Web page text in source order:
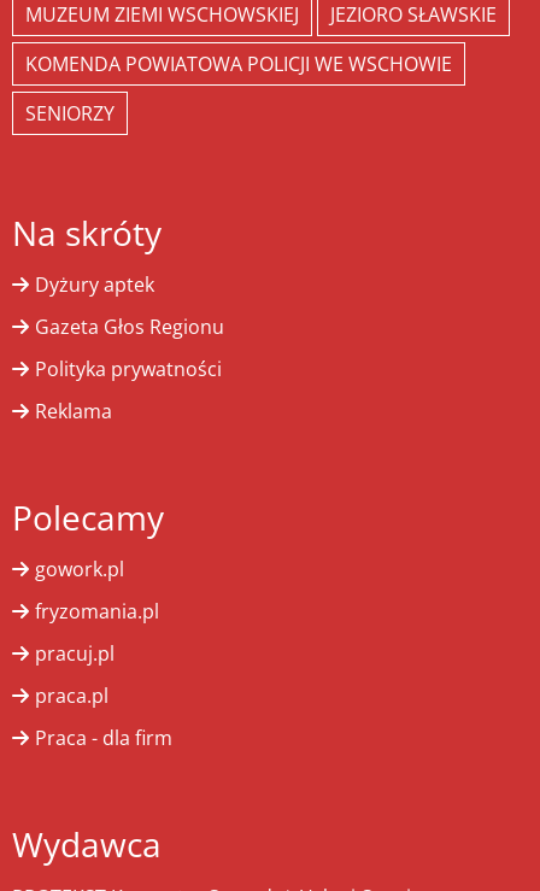
MUZEUM ZIEMI WSCHOWSKIEJ
JEZIORO SŁAWSKIE
KOMENDA POWIATOWA POLICJI WE WSCHOWIE
SENIORZY
Na skróty
Dyżury aptek
Gazeta Głos Regionu
Polityka prywatności
Reklama
Polecamy
gowork.pl
fryzomania.pl
pracuj.pl
praca.pl
Praca - dla firm
Wydawca